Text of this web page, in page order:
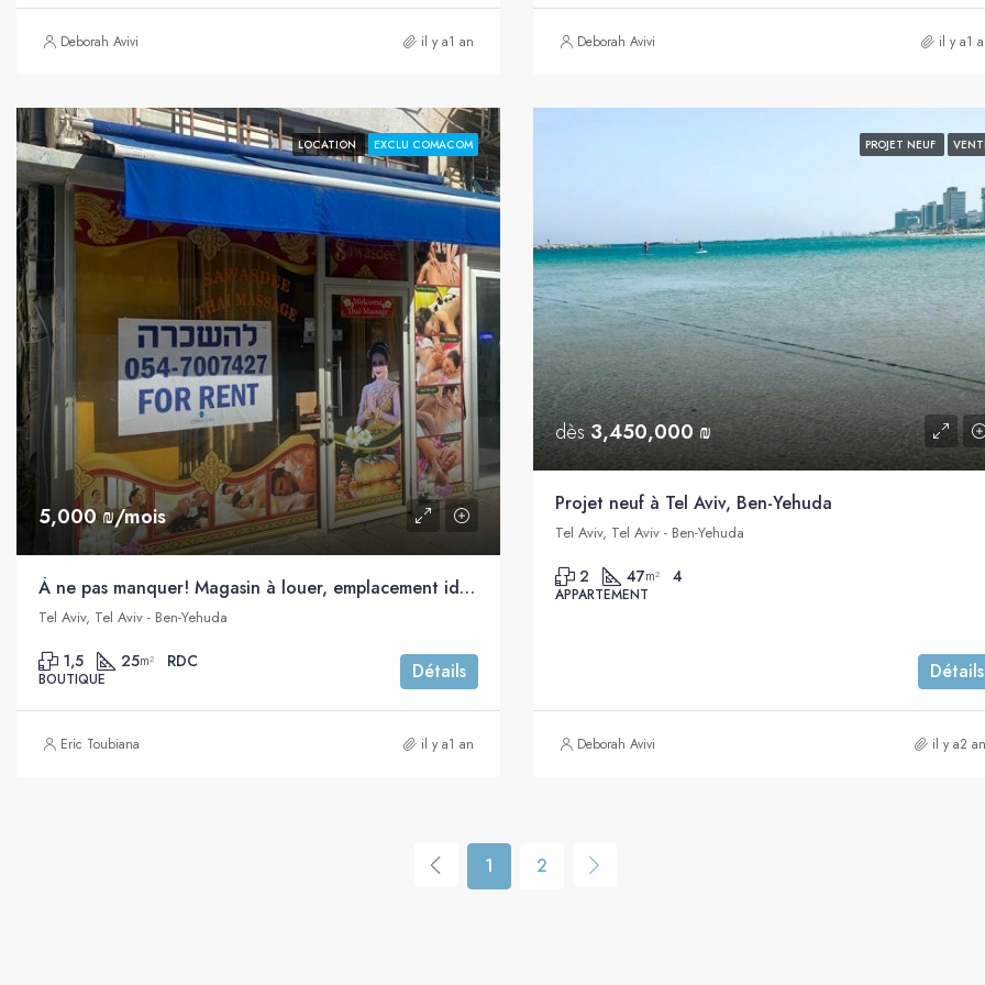
Deborah Avivi il y a1 an Deborah Avivi il y a1
LOCATION EXCLU COMACOM
5,000 ₪/mois
À ne pas manquer! Magasin à louer, emplacement idéal, Ben Yehuda, Tel Aviv
Tel Aviv, Tel Aviv - Ben-Yehuda
1,5 25m² RDC
BOUTIQUE Détails
Eric Toubiana il y a1 an
PROJET NEUF
dès3,450,000 ₪
Projet neuf à Tel Aviv, Ben-Yehuda
Tel Aviv, Tel Aviv - Ben-Yehuda
2 47m² 4
APPARTEMENT
Détails
Deborah Avivi il y a2
1 2